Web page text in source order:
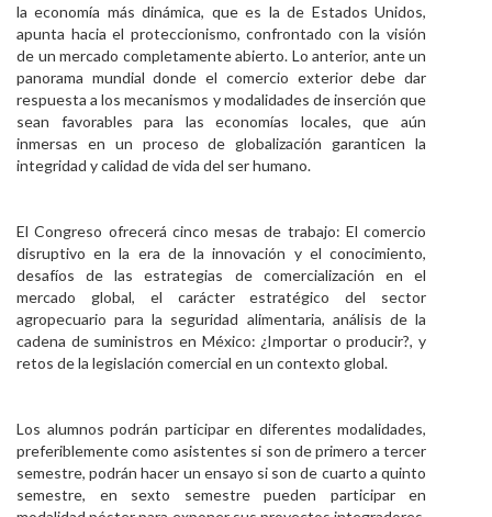
la economía más dinámica, que es la de Estados Unidos,
apunta hacia el proteccionismo, confrontado con la visión
de un mercado completamente abierto. Lo anterior, ante un
panorama mundial donde el comercio exterior debe dar
respuesta a los mecanismos y modalidades de inserción que
sean favorables para las economías locales, que aún
inmersas en un proceso de globalización garanticen la
integridad y calidad de vida del ser humano.
El Congreso ofrecerá cinco mesas de trabajo: El comercio
disruptivo en la era de la innovación y el conocimiento,
desafíos de las estrategias de comercialización en el
mercado global, el carácter estratégico del sector
agropecuario para la seguridad alimentaria, análisis de la
cadena de suministros en México: ¿Importar o producir?, y
retos de la legislación comercial en un contexto global.
Los alumnos podrán participar en diferentes modalidades,
preferiblemente como asistentes si son de primero a tercer
semestre, podrán hacer un ensayo si son de cuarto a quinto
semestre, en sexto semestre pueden participar en